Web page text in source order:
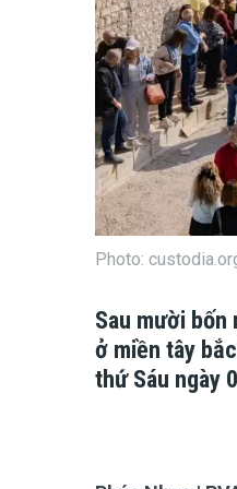
Photo:
Sau mười bốn
ở miền tây
thứ Sáu ngày